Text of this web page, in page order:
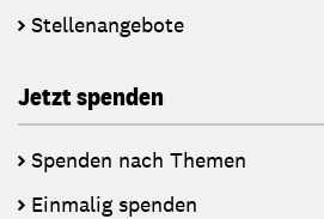
Stellenangebote
Jetzt spenden
Spenden nach Themen
Einmalig spenden